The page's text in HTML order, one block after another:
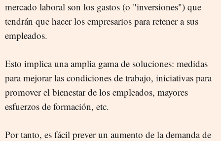
mercado laboral son los gastos (o "inversiones") que
tendrán que hacer los empresarios para retener a sus
empleados.
Esto implica una amplia gama de soluciones: medidas
para mejorar las condiciones de trabajo, iniciativas para
promover el bienestar de los empleados, mayores
esfuerzos de formación, etc.
Por tanto, es fácil prever un aumento de la demanda de